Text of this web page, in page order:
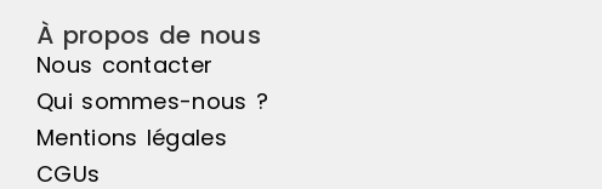
À propos de nous
Nous contacter
Qui sommes-nous ?
Mentions légales
CGUs